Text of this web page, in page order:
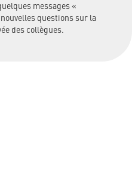
messages «
questions sur la
des collègues.